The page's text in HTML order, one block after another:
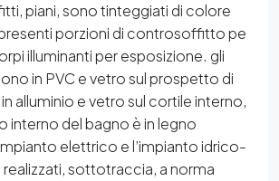
piani, sono tinteggiati di colore
porzioni di controsoffitto pe
illuminanti per esposizione. gli
in PVC e vetro sul prospetto di
alluminio e vetro sul cortile interno,
interno del bagno è in legno
elettrico e l’impianto idrico-
sottotraccia, a norma